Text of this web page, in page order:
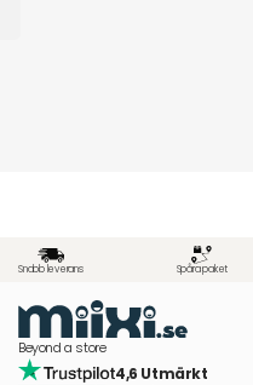
Snabb leverans Spåra paket
Beyond a store
4,6 Utmärkt